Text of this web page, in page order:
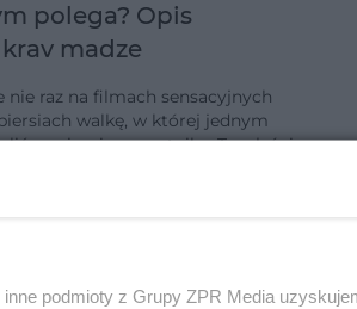
polega? Opis
madze
nie raz na filmach sensacyjnych
walkę, w której jednym
na ziemię napastnika. To właśnie
podmioty z Grupy ZPR Media